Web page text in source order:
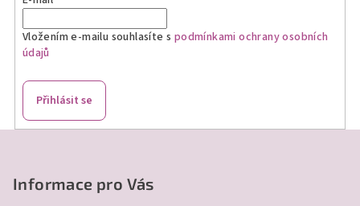
Vložením e-mailu souhlasíte s podmínkami ochrany osobních
údajů
Přihlásit se
Informace pro Vás